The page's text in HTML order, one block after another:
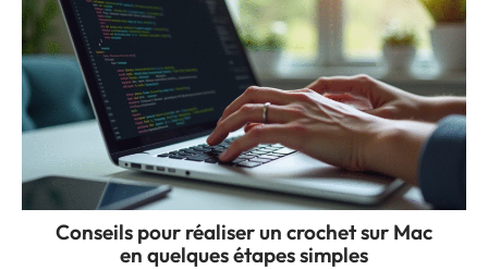
Conseils pour réaliser un crochet sur Mac
en quelques étapes simples